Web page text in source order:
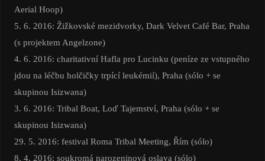
Aerial Hoop)
5. 6. 2016: Žižkovské mezidvorky, Dark Velvet Café Bar, Praha
(s projektem Angelzone)
4. 6. 2016: charitativní Hafla pro Lucinku (peníze ze vstupného
jdou na léčbu holčičky trpící leukémií), Praha (sólo + se
skupinou Isizwana)
3. 6. 2016: Tribal Boat, Loď Tajemství, Praha (sólo + se
skupinou Isizwana)
29. 5. 2016: festival Roma Tribal Meeting, Řím (sólo)
8. 4. 2016: soukromá narozeninová oslava (sólo)